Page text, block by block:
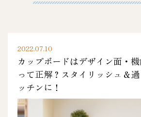
2022.07.10
カップボードはデザイン面・
って正解？スタイリッシュ＆
ッチンに！